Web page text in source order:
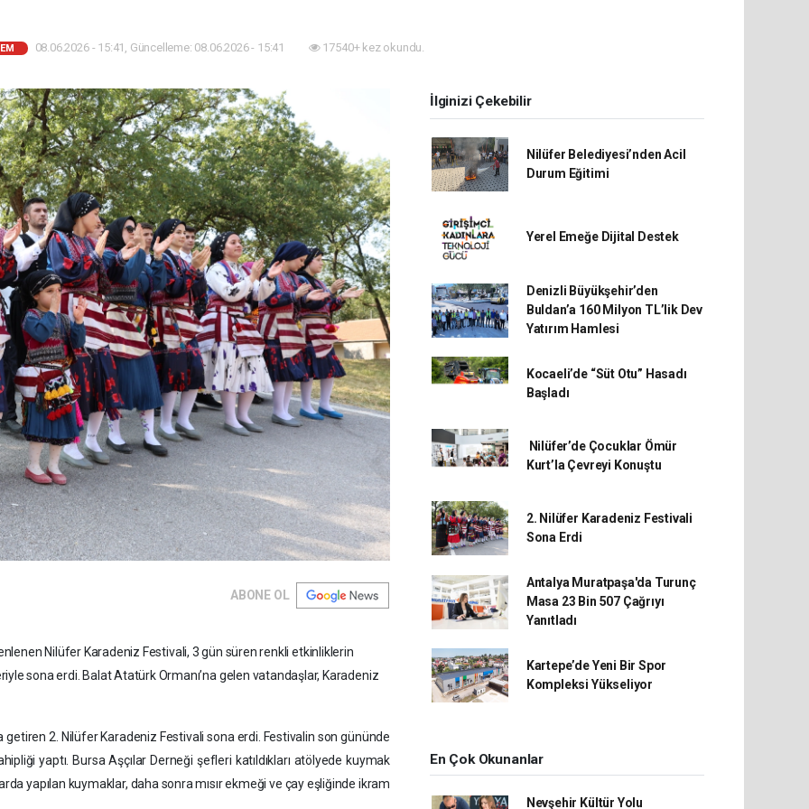
08.06.2026 - 15:41, Güncelleme: 08.06.2026 - 15:41 17540+ kez okundu.
ABONE OL
Nilüfer Karadeniz Festivali, 3 gün süren renkli etkinliklerin
sona erdi. Balat Atatürk Ormanı’na gelen vatandaşlar, Karadeniz
2. Nilüfer Karadeniz Festivali sona erdi. Festivalin son gününde
yaptı. Bursa Aşçılar Derneği şefleri katıldıkları atölyede kuymak
yapılan kuymaklar, daha sonra mısır ekmeği ve çay eşliğinde ikram
İlginizi Çekebilir
Nilüfer Belediyesi’nden Acil
Durum Eğitimi
Yerel Emeğe Dijital Destek
Denizli Büyükşehir’den
Buldan’a 160 Milyon TL’lik Dev
Yatırım Hamlesi
Kocaeli’de “Süt Otu” Hasadı
Başladı
Nilüfer’de Çocuklar Ömür
Kurt’la Çevreyi Konuştu
2. Nilüfer Karadeniz Festivali
Sona Erdi
Antalya Muratpaşa'da Turunç
Masa 23 Bin 507 Çağrıyı
Yanıtladı
Kartepe’de Yeni Bir Spor
Kompleksi Yükseliyor
En Çok Okunanlar
Nevşehir Kültür Yolu